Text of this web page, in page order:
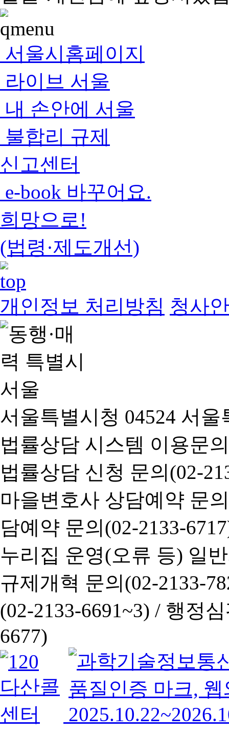
서울시홈페이지
라이브 서울
내 손안에 서울
불합리 규제
신고센터
e-book 바꾸어요.
희망으로!
(법령·제도개선)
개인정보 처리방침 청사
서울특별시청 04524 서
법률상담 시스템 이용문
법률상담 신청 문의(02-
마을변호사 상담예약 문
담예약 문의(02-2133-
누리집 운영(오류 등) 일
규제개혁 문의(02-2133-
(02-2133-6691~3) / 행정심
6677)